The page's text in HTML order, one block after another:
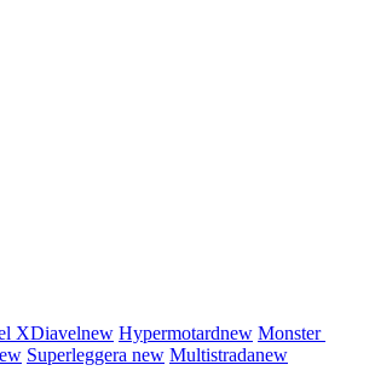
XDiavelnew Hypermotardnew Monster
Superleggera new Multistradanew